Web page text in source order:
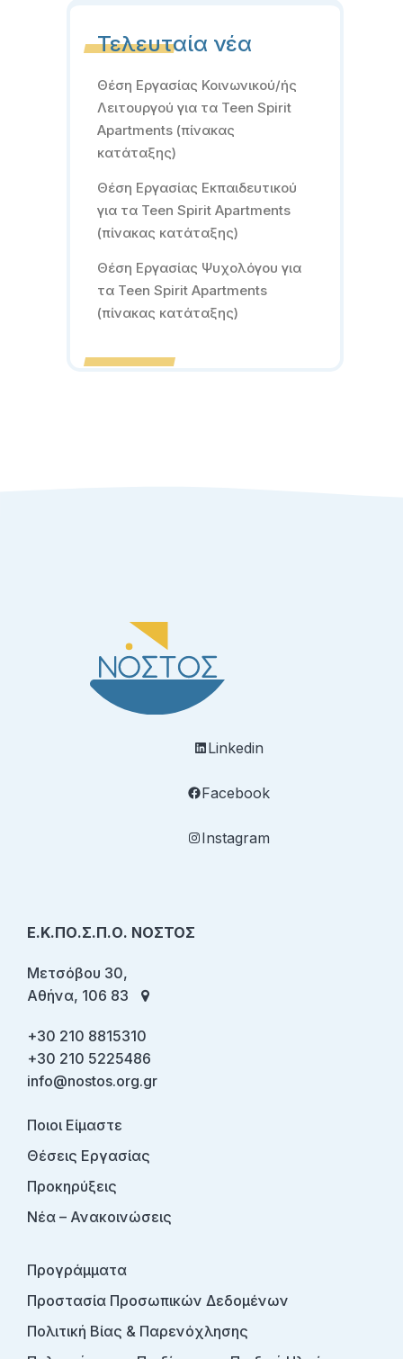
Τελευταία νέα
Θέση Εργασίας Κοινωνικού/ής
Λειτουργού για τα Teen Spirit
Apartments (πίνακας
κατάταξης)
Θέση Εργασίας Εκπαιδευτικού
για τα Teen Spirit Apartments
(πίνακας κατάταξης)
Θέση Εργασίας Ψυχολόγου για
τα Teen Spirit Apartments
(πίνακας κατάταξης)
Linkedin
Facebook
Instagram
Ε.Κ.ΠΟ.Σ.Π.Ο. ΝΟΣΤΟΣ
Μετσόβου 30,
Αθήνα, 106 83
+30 210 8815310
+30 210 5225486
info@nostos.org.gr
Ποιοι Είμαστε
Θέσεις Εργασίας
Προκηρύξεις
Νέα – Ανακοινώσεις
Προγράμματα
Προστασία Προσωπικών Δεδομένων
Πολιτική Βίας & Παρενόχλησης